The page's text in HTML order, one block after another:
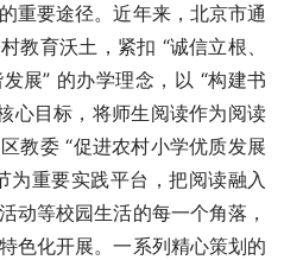
重要途径。近年来，北京市通
教育沃土，紧扣 “诚信立根、
展” 的办学理念，以 “构建书
心目标，将师生阅读作为阅读
教委 “促进农村小学优质发展
为重要实践平台，把阅读融入
动等校园生活的每一个角落，
色化开展。一系列精心策划的